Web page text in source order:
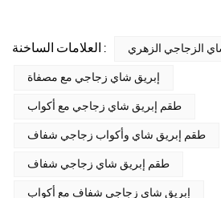
العلامات الساخنة : الزجاجي الزهري
إبريق شاي زجاجي مع مصفاة
طقم إبريق شاي زجاجي مع أكواب
طقم إبريق شاي وأكواب زجاجي شفاف
طقم إبريق شاي زجاجي شفاف
إبريق شاي زجاجي شفاف مع أكواب